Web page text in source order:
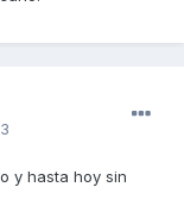
y hasta hoy sin